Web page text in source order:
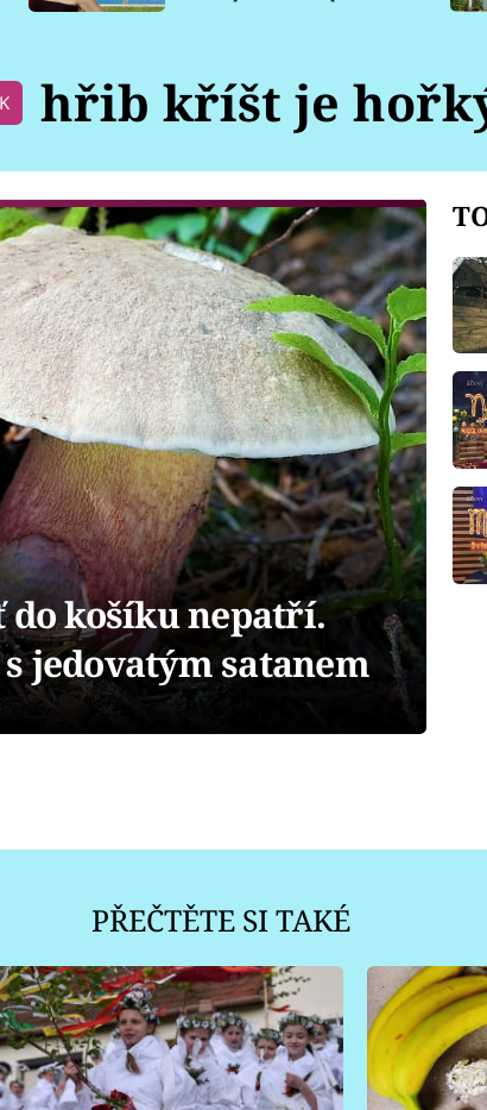
hřib kříšt je
košíku nepatří.
jedovatým satanem
PŘEČTĚTE SI TAKÉ